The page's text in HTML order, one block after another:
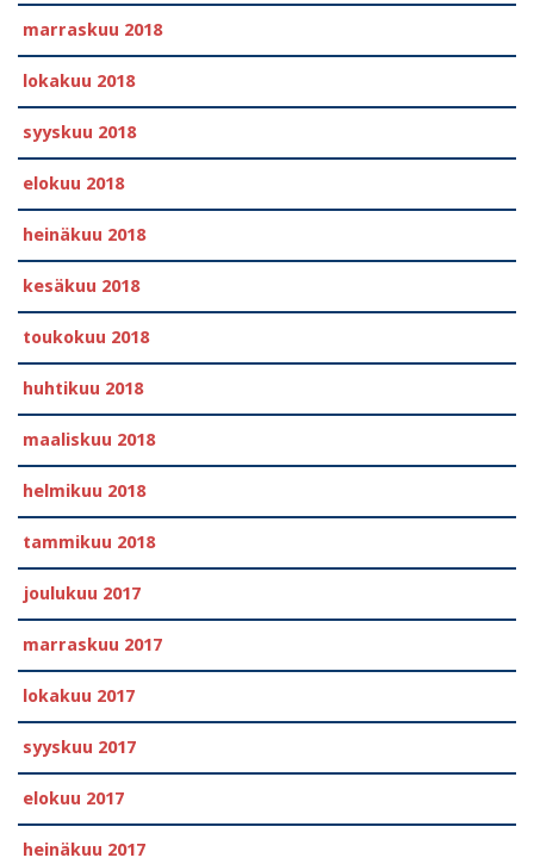
marraskuu 2018
lokakuu 2018
syyskuu 2018
elokuu 2018
heinäkuu 2018
kesäkuu 2018
toukokuu 2018
huhtikuu 2018
maaliskuu 2018
helmikuu 2018
tammikuu 2018
joulukuu 2017
marraskuu 2017
lokakuu 2017
syyskuu 2017
elokuu 2017
heinäkuu 2017